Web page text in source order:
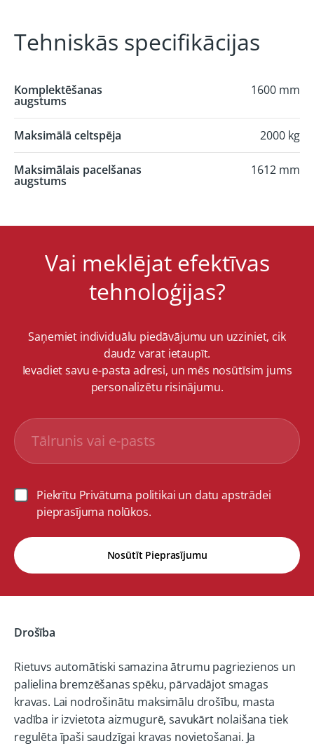
Tehniskās specifikācijas
Komplektēšanas
augstums
1600 mm
Maksimālā celtspēja 2000 kg
Maksimālais pacelšanas
augstums
1612 mm
Vai meklējat efektīvas
tehnoloģijas?
Saņemiet individuālu piedāvājumu un uzziniet, cik
daudz varat ietaupīt.
Ievadiet savu e-pasta adresi, un mēs nosūtīsim jums
personalizētu risinājumu.
Piekrītu Privātuma politikai un datu apstrādei
pieprasījuma nolūkos.
Nosūtīt Pieprasījumu
Drošība
Rietuvs automātiski samazina ātrumu pagriezienos un
palielina bremzēšanas spēku, pārvadājot smagas
kravas. Lai nodrošinātu maksimālu drošību, masta
vadība ir izvietota aizmugurē, savukārt nolaišana tiek
regulēta īpaši saudzīgai kravas novietošanai. Ja